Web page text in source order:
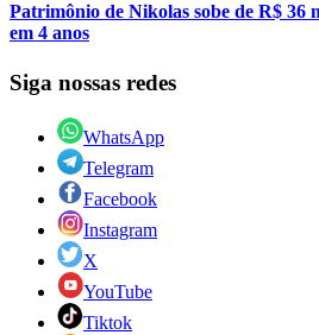
Patrimônio de Nikolas sobe de R$ 36
em 4 anos
Siga nossas redes
WhatsApp
Telegram
Facebook
Instagram
X
YouTube
Tiktok